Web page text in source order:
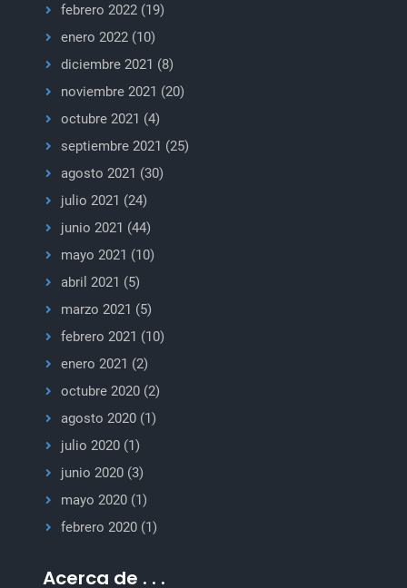
febrero 2022(19)
enero 2022(10)
diciembre 2021 (8)
noviembre 2021 (20)
octubre 2021 (4)
septiembre 2021 (25)
agosto 2021 (30)
julio 2021 (24)
junio 2021 (44)
mayo 2021 (10)
abril 2021 (5)
marzo 2021 (5)
febrero 2021 (10)
enero 2021 (2)
octubre 2020(2)
agosto 2020(1)
julio 2020(1)
junio 2020(3)
mayo 2020(1)
febrero 2020(1)
Acerca de . . .